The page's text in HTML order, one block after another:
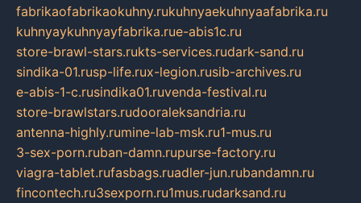
fabrikaofabrikaokuhny.rukuhnyaekuhnyaafabrika.ru
kuhnyaykuhnyayfabrika.rue-abis1c.ru
store-brawl-stars.rukts-services.rudark-sand.ru
sindika-01.rusp-life.rux-legion.rusib-archives.ru
e-abis-1-c.rusindika01.ruvenda-festival.ru
store-brawlstars.rudooraleksandria.ru
antenna-highly.rumine-lab-msk.ru1-mus.ru
3-sex-porn.ruban-damn.rupurse-factory.ru
viagra-tablet.rufasbags.ruadler-jun.rubandamn.ru
fincontech.ru3sexporn.ru1mus.rudarksand.ru